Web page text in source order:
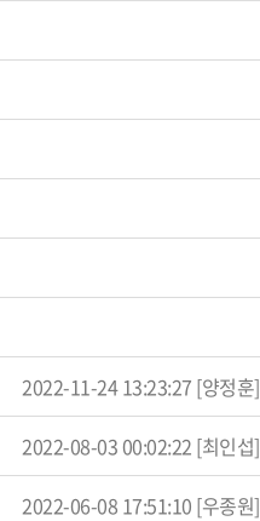
2022-11-24 13:23:27 [양정훈]
2022-08-03 00:02:22 [최인섭]
2022-06-08 17:51:10 [우종원]